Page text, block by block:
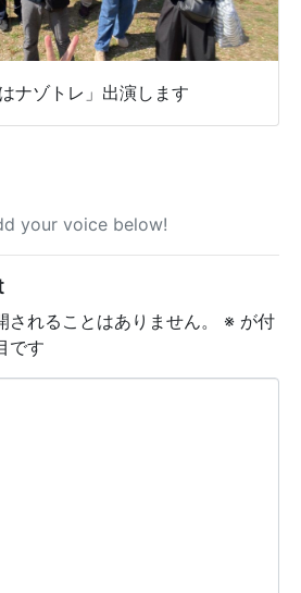
ナゾトレ」出演します
your voice below!
れることはありません。 ※ が付
です